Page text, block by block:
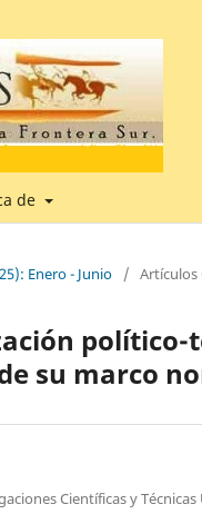
de
Enero - Junio / Artículos
su marco
Científicas y